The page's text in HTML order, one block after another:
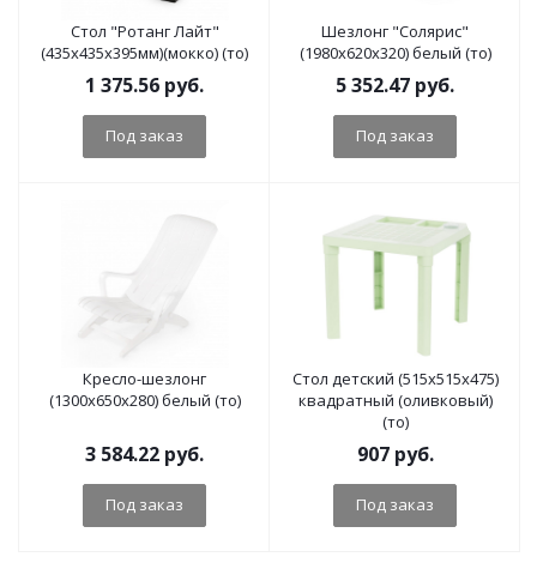
Стол "Ротанг Лайт"
(435х435х395мм)(мокко) (то)
1 375.56 руб.
Под заказ
Шезлонг "Солярис"
(1980х620х320) белый (то)
5 352.47 руб.
Под заказ
Кресло-шезлонг
(1300х650х280) белый (то)
3 584.22 руб.
Под заказ
Стол детский (515х515х475)
квадратный (оливковый)
(то)
907руб.
Под заказ